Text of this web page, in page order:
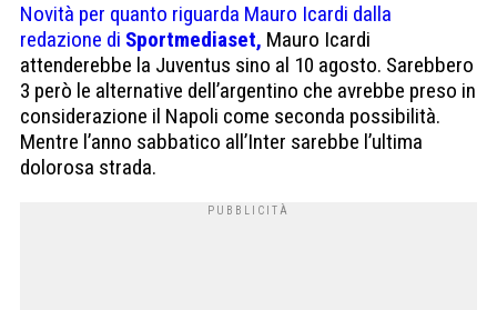
Novità per quanto riguarda Mauro Icardi dalla
redazione di Sportmediaset, Mauro Icardi
attenderebbe la Juventus sino al 10 agosto. Sarebbero
3 però le alternative dell’argentino che avrebbe preso in
considerazione il Napoli come seconda possibilità.
Mentre l’anno sabbatico all’Inter sarebbe l’ultima
dolorosa strada.